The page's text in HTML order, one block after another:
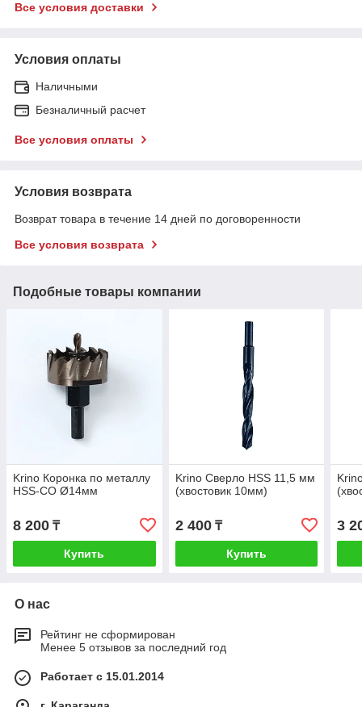
Все условия доставки
Условия оплаты
Наличными
Безналичный расчет
Все условия оплаты
Условия возврата
Возврат товара в течение 14 дней по договоренности
Все условия возврата
Подобные товары компании
Krino Коронка по металлу
HSS-CO Ø14мм
8 200 ₸
Купить
Krino Сверло HSS 11,5 мм
(хвостовик 10мм)
2 400₸
Купить
3
О нас
Рейтинг не сформирован
Менее 5 отзывов за последний год
Работает с 15.01.2014